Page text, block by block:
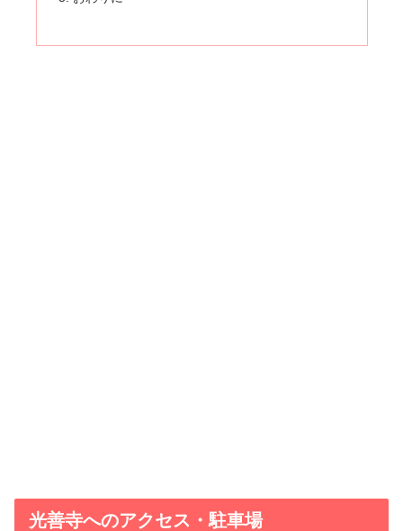
光善寺へのアクセス・駐車場